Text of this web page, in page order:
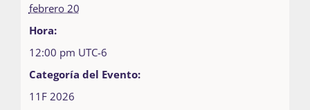
febrero 20
Hora:
12:00 pm UTC-6
Categoría del Evento:
11F 2026